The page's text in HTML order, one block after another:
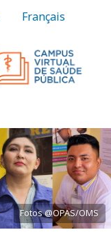
Français
Fotos @OPAS/OMS